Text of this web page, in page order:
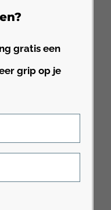
gratis een
grip op je